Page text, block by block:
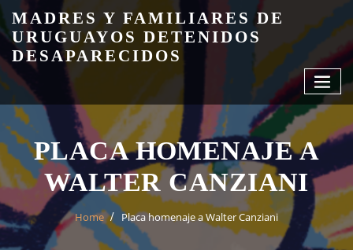
Skip
to
content
MADRES Y FAMILIARES DE
URUGUAYOS DETENIDOS
DESAPARECIDOS
PLACA HOMENAJE A
WALTER CANZIANI
Home Placa homenaje a Walter Canziani